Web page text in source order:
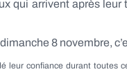
qui arrivent après leur
8 novembre,
leur confiance durant toutes